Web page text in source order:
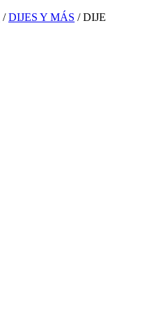
/DIJES Y MÁS / DIJE